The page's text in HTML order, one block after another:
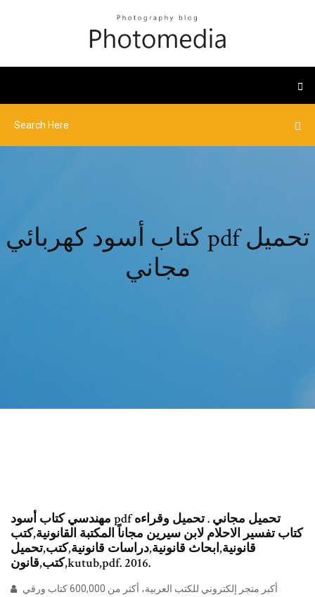
كتاب أسود كهربائي pdf تحميل
مجاني
مهندسي كتاب أسود pdf تحميل مجاني . تحميل وقراءه
كتاب تفسير الاحلام لابن سيرين مجاناً المكتبة القانونية,كتب
قانونية,ابحاث قانونية,دراسات قانونية,كتب,تحميل
كتب,قانون,kutub,pdf. 2016.